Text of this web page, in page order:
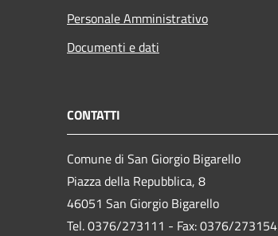
Personale Amministrativo
Documenti e dati
CONTATTI
Comune di San Giorgio Bigarello
Piazza della Repubblica, 8
46051 San Giorgio Bigarello
Tel. 0376/273111 - Fax: 0376/273154